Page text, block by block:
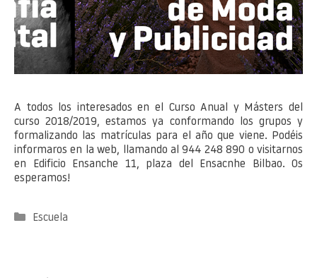
A todos los interesados en el Curso Anual y Másters del
curso 2018/2019, estamos ya conformando los grupos y
formalizando las matrículas para el año que viene. Podéis
informaros en la web, llamando al 944 248 890 o visitarnos
en Edificio Ensanche 11, plaza del Ensacnhe Bilbao. Os
esperamos!
Categorías
Escuela